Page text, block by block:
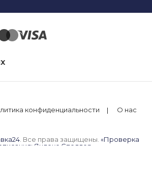
конфиденциальности О нас
. Все права защищены. «Проверка
Яндекс.Спеллер»